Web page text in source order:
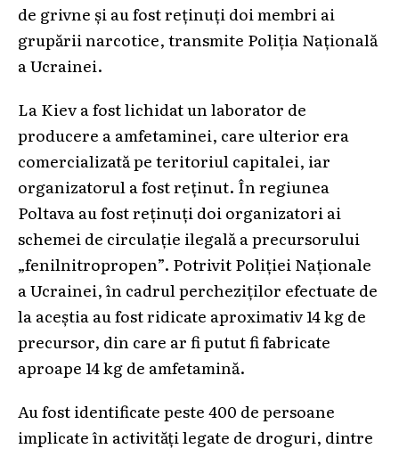
de grivne și au fost reținuți doi membri ai
grupării narcotice, transmite Poliția Națională
a Ucrainei.
La Kiev a fost lichidat un laborator de
producere a amfetaminei, care ulterior era
comercializată pe teritoriul capitalei, iar
organizatorul a fost reținut. În regiunea
Poltava au fost reținuți doi organizatori ai
schemei de circulație ilegală a precursorului
„fenilnitropropen”. Potrivit Poliției Naționale
a Ucrainei, în cadrul percheziților efectuate de
la aceștia au fost ridicate aproximativ 14 kg de
precursor, din care ar fi putut fi fabricate
aproape 14 kg de amfetamină.
Au fost identificate peste 400 de persoane
implicate în activități legate de droguri, dintre